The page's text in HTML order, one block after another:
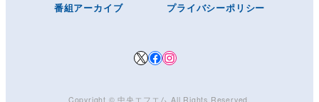
番組アーカイブ
プライバシーポリシー
XFacebook
Instagram
Copyright © ️中央エフエム All Rights Reserved.